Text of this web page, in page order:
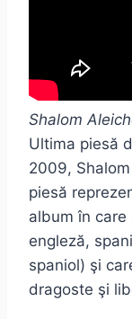
Shalom
Ultima piesă
2009,
piesă
album în
engleză,
spaniol) şi
dragoste şi